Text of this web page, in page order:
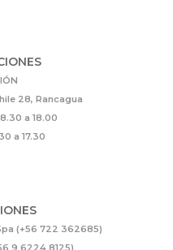
28, Rancagua
a 18.00
a 17.30
(+56 722 362685)